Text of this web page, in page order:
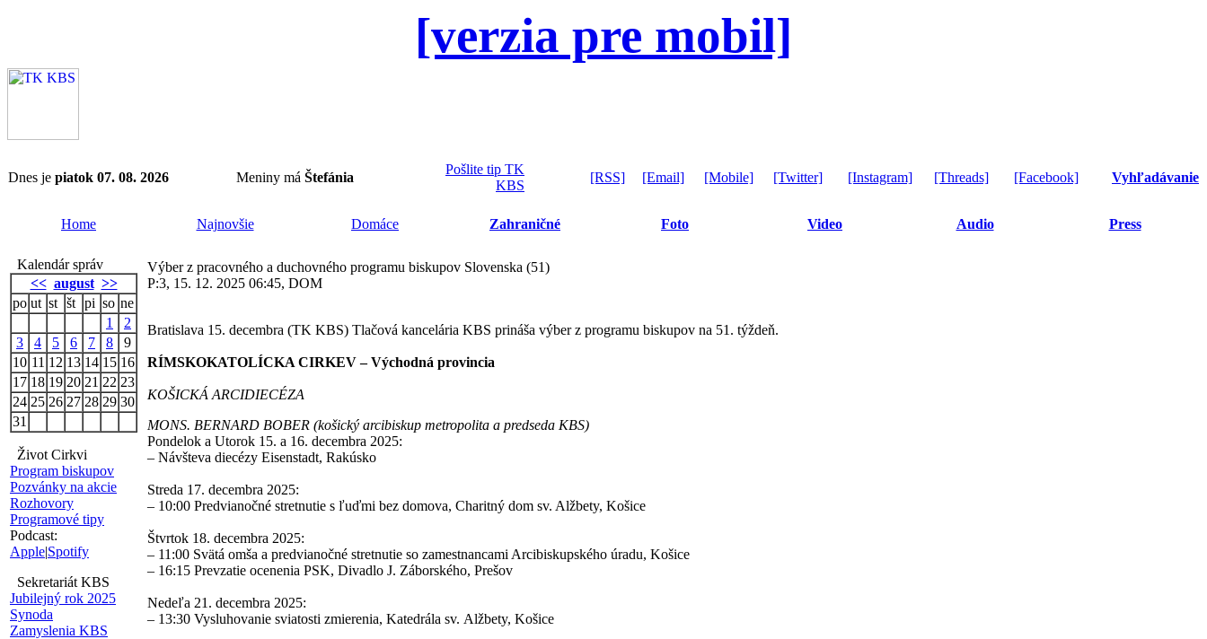
[verzia pre mobil]
Dnes je piatok 07. 08. 2026 Meniny má Štefánia
Pošlite tip TK
KBS
[RSS] [Email] [Mobile] [Twitter] [Instagram] [Threads] [Facebook] Vyhľadávanie
Home Najnovšie Domáce Zahraničné Foto Video Audio Press
Kalendár správ
<< august >>
po ut st št pi so ne
1
2
3
4 5 6 7 8
9
10 11 12 13 14 15 16
17 18 19 20 21 22 23
24 25 26 27 28 29 30
31
Život Cirkvi
Program biskupov
Pozvánky na akcie
Rozhovory
Programové tipy
Podcast:
Apple|Spotify
Sekretariát KBS
Jubilejný rok 2025
Synoda
Zamyslenia KBS
Výber z pracovného a duchovného programu biskupov Slovenska (51)
P:3, 15. 12. 2025 06:45, DOM
Bratislava 15. decembra (TK KBS) Tlačová kancelária KBS prináša výber z programu biskupov na 51. týždeň.
RÍMSKOKATOLÍCKA CIRKEV – Východná provincia
KOŠICKÁ ARCIDIECÉZA
MONS. BERNARD BOBER (košický arcibiskup metropolita a predseda KBS)
Pondelok a Utorok 15. a 16. decembra 2025:
– Návšteva diecézy Eisenstadt, Rakúsko
Streda 17. decembra 2025:
– 10:00 Predvianočné stretnutie s ľuďmi bez domova, Charitný dom sv. Alžbety, Košice
Štvrtok 18. decembra 2025:
– 11:00 Svätá omša a predvianočné stretnutie so zamestnancami Arcibiskupského úradu, Košice
– 16:15 Prevzatie ocenenia PSK, Divadlo J. Záborského, Prešov
Nedeľa 21. decembra 2025:
– 13:30 Vysluhovanie sviatosti zmierenia, Katedrála sv. Alžbety, Košice